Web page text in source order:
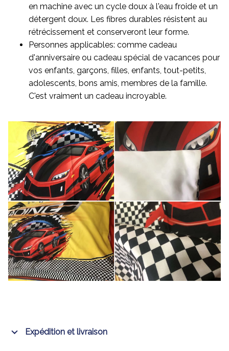
en machine avec un cycle doux à l'eau froide et un
détergent doux. Les fibres durables résistent au
rétrécissement et conserveront leur forme.
Personnes applicables: comme cadeau
d'anniversaire ou cadeau spécial de vacances pour
vos enfants, garçons, filles, enfants, tout-petits,
adolescents, bons amis, membres de la famille.
C'est vraiment un cadeau incroyable.
Expédition et livraison